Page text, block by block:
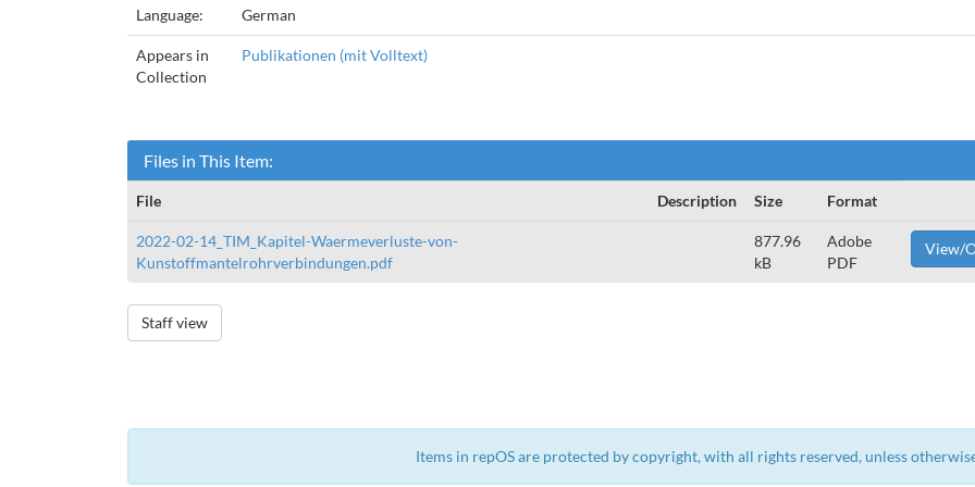
Language: German
Appears in
Collection
Publikationen (mit Volltext)
Files in This Item:
File Description Size Format
2022-02-14_TIM_Kapitel-Waermeverluste-von-
Kunstoffmantelrohrverbindungen.pdf
877.96
kB
Adobe
PDF
View/
Staff view
Items in repOS are protected by copyright, with all rights reserved, unless